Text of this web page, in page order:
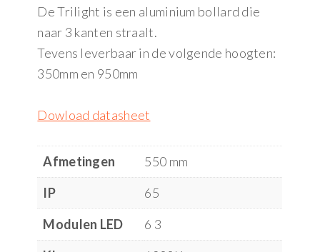
De Trilight is een aluminium bollard die
naar 3 kanten straalt.
Tevens leverbaar in de volgende hoogten:
350mm en 950mm
Dowload datasheet
Afmetingen
550 mm
IP
65
Modulen LED
6 3